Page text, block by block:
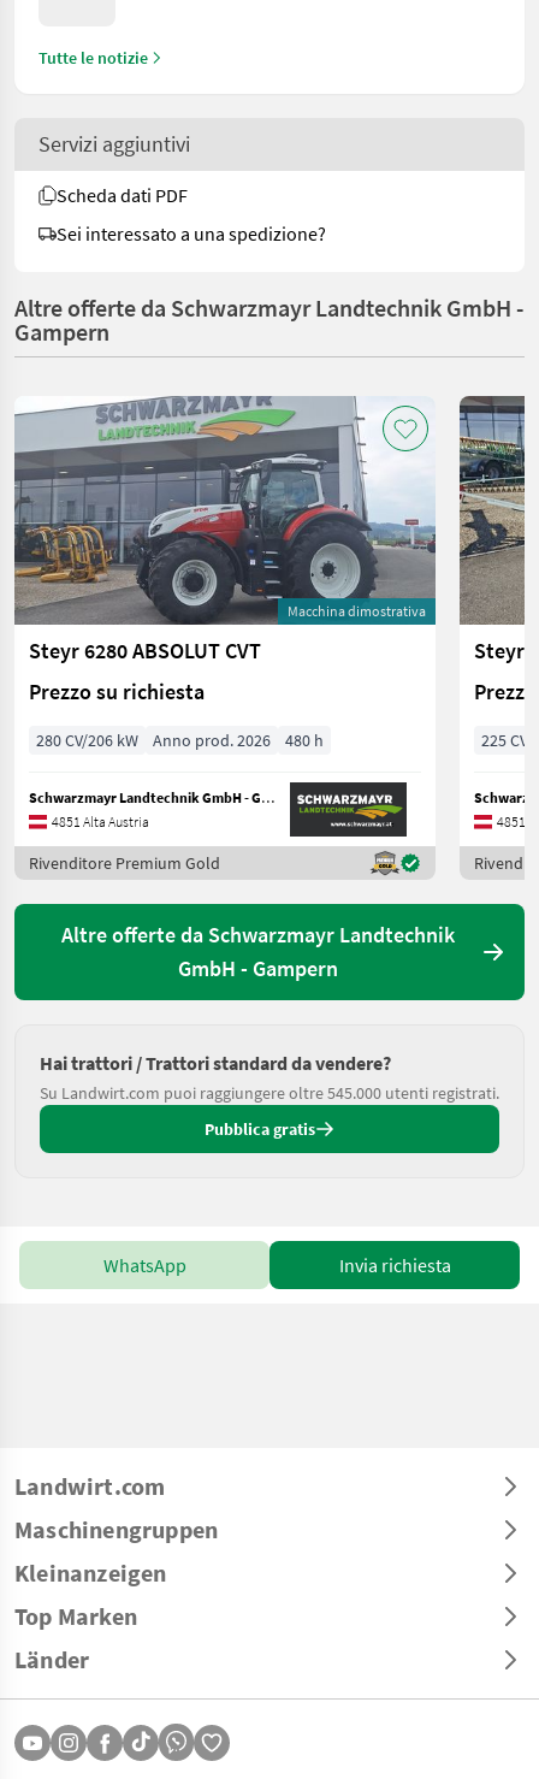
Tutte le notizie
Servizi aggiuntivi
Scheda dati PDF
Sei interessato a una spedizione?
Altre offerte da Schwarzmayr Landtechnik GmbH -
Gampern
Macchina dimostrativa
Steyr 6280 ABSOLUT CVT
Prezzo su richiesta
280 CV/206 kW Anno prod. 2026 480 h
Schwarzmayr Landtechnik GmbH - Gampern
4851 Alta Austria
Rivenditore Premium Gold
Steyr
225 CV/
4851
Altre offerte da Schwarzmayr Landtechnik
GmbH - Gampern
Hai trattori / Trattori standard da vendere?
Su Landwirt.com puoi raggiungere oltre 545.000 utenti registrati.
Pubblica gratis
WhatsApp Invia richiesta
Landwirt.com
Maschinengruppen
Kleinanzeigen
Top Marken
Länder